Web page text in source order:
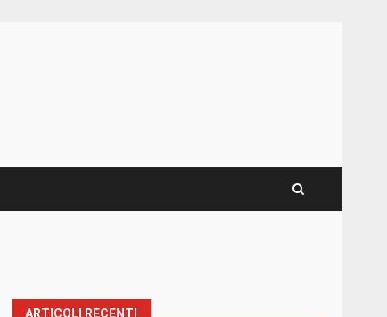
ARTICOLI RECENTI